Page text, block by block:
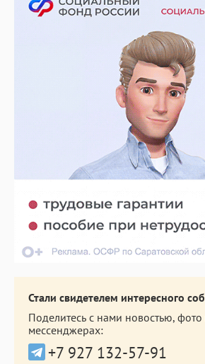
Стали свидетелем интересного
Поделитесь с нами новостью,
мессенджерах:
+7 927 132-57-91